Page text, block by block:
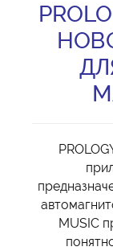
MUSIC